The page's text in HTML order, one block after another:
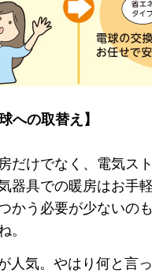
への取替え】
だけでなく、電気ス
器具での暖房はお手
かう必要が少ないの
。
人気。やはり何と言